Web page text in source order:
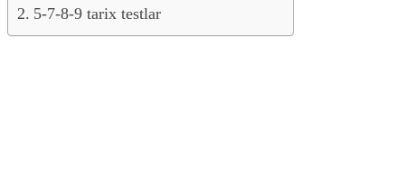
5-7-8-9 tarix testlar